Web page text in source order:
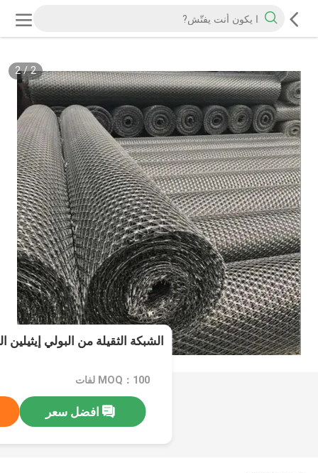
2
/
2
الشبكة الثقيلة من البولي
MOQ：100 لفات
افضل سعر